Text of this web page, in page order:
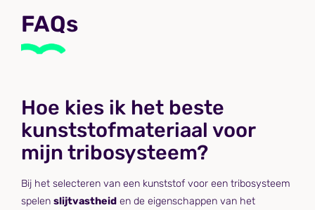
FAQs
Hoe kies ik het beste
kunststofmateriaal voor
mijn tribosysteem?
Bij het selecteren van een kunststof voor een tribosysteem
spelenslijtvastheid en de eigenschappen van het